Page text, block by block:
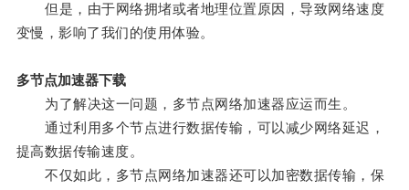
但是，由于网络拥堵或者地理位置原因，导致网络速度
变慢，影响了我们的使用体验。
多节点加速器下载
为了解决这一问题，多节点网络加速器应运而生。
通过利用多个节点进行数据传输，可以减少网络延迟，
提高数据传输速度。
不仅如此，多节点网络加速器还可以加密数据传输，保